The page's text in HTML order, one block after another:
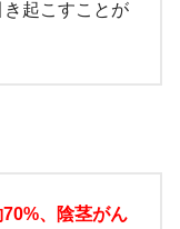
き起こすことが
、陰茎がん